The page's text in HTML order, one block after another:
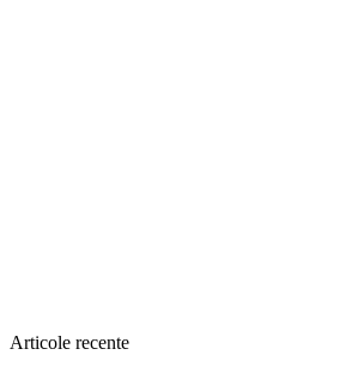
Articole recente